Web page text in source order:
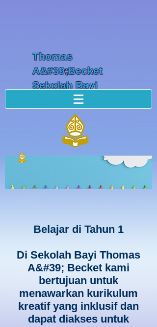
Thomas
A&#39;Becket
Sekolah Bayi
Belajar di Tahun 1
Di Sekolah Bayi Thomas
A&#39; Becket kami
bertujuan untuk
menawarkan kurikulum
kreatif yang inklusif dan
dapat diakses untuk